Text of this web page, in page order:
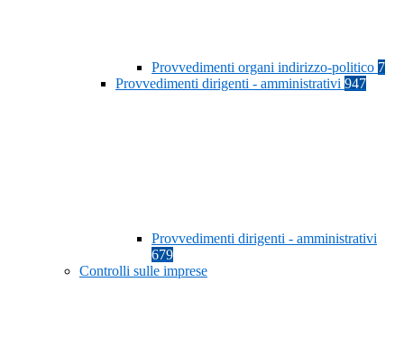
Provvedimenti organi indirizzo-politico 7
Provvedimenti dirigenti - amministrativi 947
Provvedimenti dirigenti - amministrativi
679
Controlli sulle imprese